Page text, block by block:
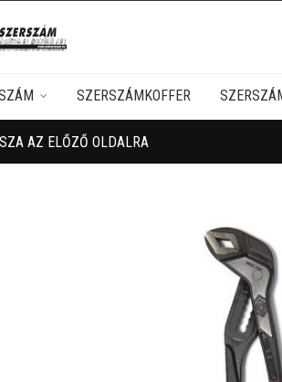
SZERSZÁMKOFFER
AZ ELŐZŐ OLDALRA